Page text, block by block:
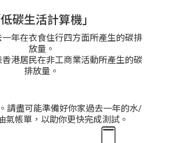
低碳生活計算機」
年在衣食住行四方面所產生的碳排
放量。
港居民在非工商業活動所產生的碳
排放量。
請盡可能準備好你家過去一年的水/
氣帳單，以助你更快完成測試。